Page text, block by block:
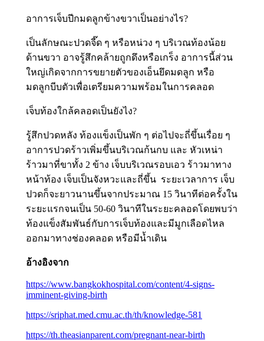
อาการเจ็บปีกมดลูกข้างขวาเป็นอย่างไร?
เป็นลักษณะปวดจี๊ด ๆ หรือหน่วง ๆ บริเวณท้องน้อย
ด้านขวา อาจรู้สึกคล้ายถูกดึงหรือเกร็ง อาการนี้ส่วน
ใหญ่เกิดจากการขยายตัวของเอ็นยึดมดลูก หรือ
มดลูกบีบตัวเพื่อเตรียมความพร้อมในการคลอด
เจ็บท้องใกล้คลอดเป็นยังไง?
รู้สึกปวดหลัง ท้องแข็งเป็นพัก ๆ ต่อไปจะถี่ขึ้นเรื่อย ๆ
อาการปวดร้าวเพิ่มขึ้นบริเวณก้นกบ และ หัวเหน่า
ร้าวมาที่ขาทั้ง 2 ข้าง เจ็บบริเวณรอบเอว ร้าวมาทาง
หน้าท้อง เจ็บเป็นจังหวะและถี่ขึ้น ระยะเวลาการ เจ็บ
ปวดก็จะยาวนานขึ้นจากประมาณ 15 วินาทีต่อครั้งใน
ระยะแรกจนเป็น 50-60 วินาทีในระยะคลอดโดยพบว่า
ท้องแข็งสัมพันธ์กับการเจ็บท้องและมีมูกเลือดไหล
ออกมาทางช่องคลอด หรือมีน้ำเดิน
อ้างอิงจาก
https://www.bangkokhospital.com/content/4-signs-
imminent-giving-birth
https://sriphat.med.cmu.ac.th/th/knowledge-581
https://th.theasianparent.com/pregnant-near-birth